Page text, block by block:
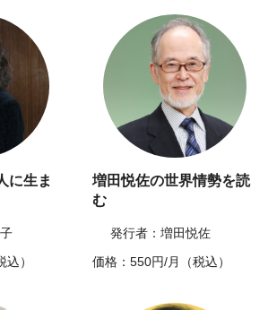
に生ま
）
増田悦佐の世界情勢を読
む
発行者：増田悦佐
価格：550円/月（税込）